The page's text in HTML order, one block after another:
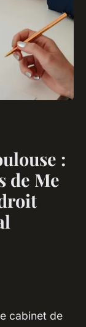
:
de Me
cabinet de